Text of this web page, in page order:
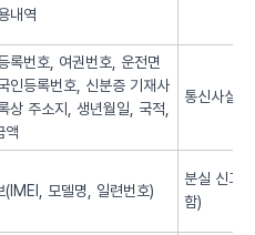
내역
록번호, 여권번호, 운전면
인등록번호, 신분증 기재사
상 주소지, 생년월일, 국적,
액
통신사실
(IMEI, 모델명, 일련번호)
분실 신고
함)